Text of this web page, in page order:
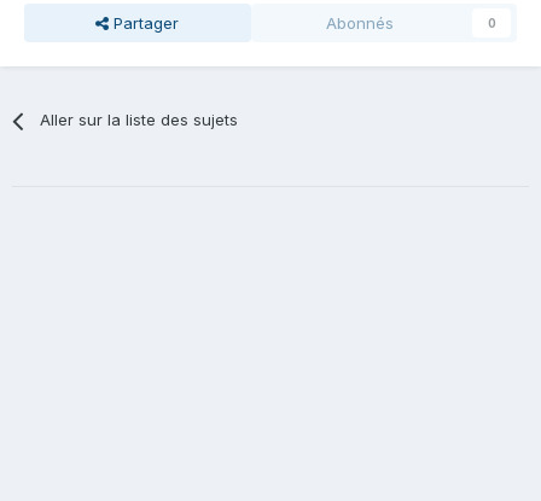
Partager Abonnés 0
Aller sur la liste des sujets